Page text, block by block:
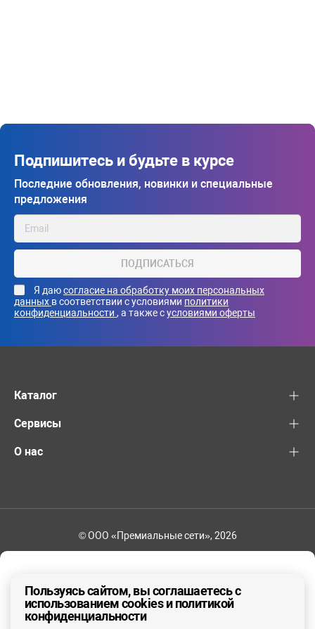
ДА, ВЕРНО
Подпишитесь и будьте в курсе
Последние обновления, новинки и специальные
предложения
ПОДПИСАТЬСЯ
Я даюсогласие на обработку моих персональных
данных в соответствии с условиями политики
конфиденциальности , а также сусловиями оферты
Каталог
Сервисы
О нас
© ООО «Премиальные сети», 2026
Пользуясь сайтом, вы соглашаетесь с
использованием cookies и политикой
конфиденциальности